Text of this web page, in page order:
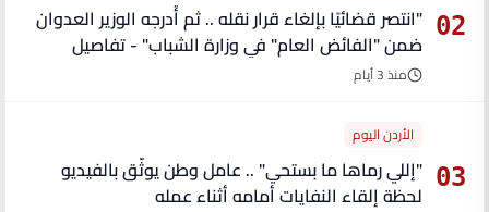
02
"انتصر قضائيًا بإلغاء قرار نقله .. ثم أُدرجه الوزير العدوان
ضمن "الفائض العام" في وزارة الشباب" - تفاصيل
منذ 3 أيام
03
الأردن اليوم
"إللي رماها ما بستحي" .. عامل وطن يوثّق بالفيديو
لحظة إلقاء النفايات أمامه أثناء عمله